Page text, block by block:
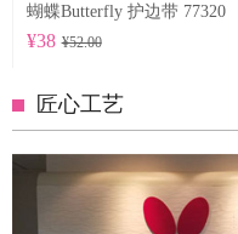
蝴蝶Butterfly 护边带 77320
¥38 ¥52.00
匠心工艺